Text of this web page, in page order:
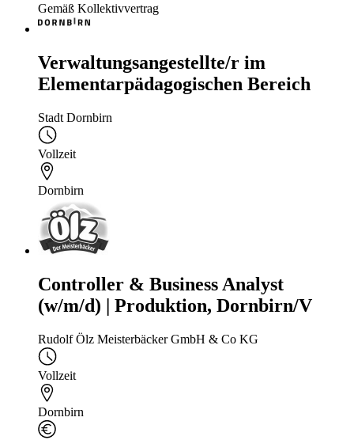
Gemäß Kollektivvertrag
Verwaltungsangestellte/r im
Elementarpädagogischen Bereich
Stadt Dornbirn
Vollzeit
Dornbirn
Controller & Business Analyst
(w/m/d) | Produktion, Dornbirn/V
Rudolf Ölz Meisterbäcker GmbH & Co KG
Vollzeit
Dornbirn